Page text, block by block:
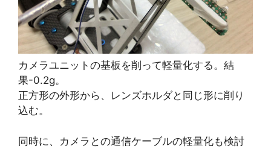
カメラユニットの基板を削って軽量化する。結
果-0.2g。
正方形の外形から、レンズホルダと同じ形に削り
込む。
同時に、カメラとの通信ケーブルの軽量化も検討